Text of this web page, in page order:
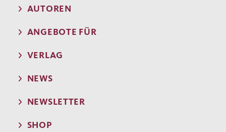
AUTOREN
ANGEBOTE FÜR
VERLAG
NEWS
NEWSLETTER
SHOP